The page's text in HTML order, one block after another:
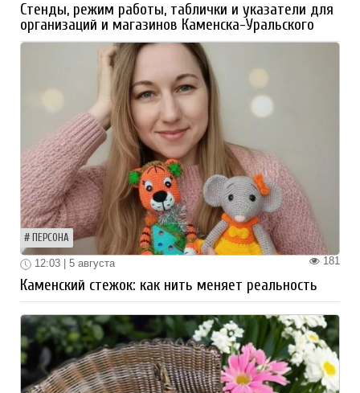
Стенды, режим работы, таблички и указатели для
организаций и магазинов Каменска-Уральского
ПЕРСОНА
181
12:03 | 5 августа
Каменский стежок: как нить меняет реальность